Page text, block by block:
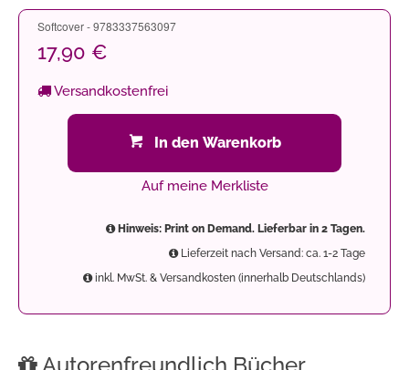
Softcover - 9783337563097
17,90 €
Versandkostenfrei
In den Warenkorb
Auf meine Merkliste
Hinweis: Print on Demand. Lieferbar in 2 Tagen.
Lieferzeit nach Versand: ca. 1-2 Tage
inkl. MwSt. & Versandkosten (innerhalb Deutschlands)